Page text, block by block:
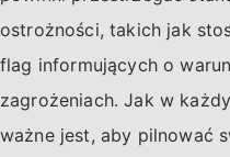
ostrożności, takich jak
flag informujących o
zagrożeniach. Jak w
ważne jest, aby pilnować